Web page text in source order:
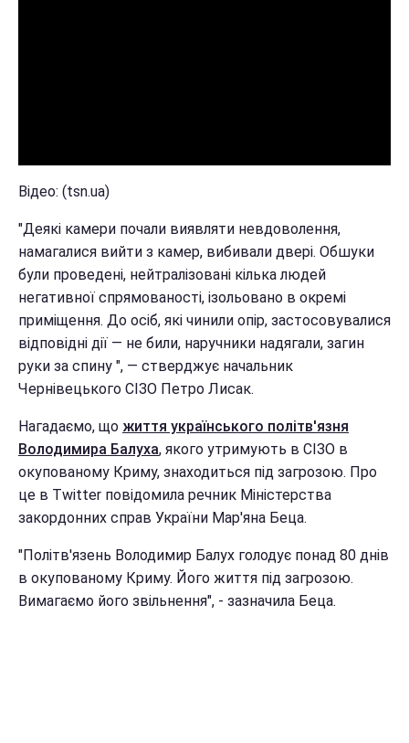
Відео: (tsn.ua)
"Деякі камери почали виявляти невдоволення,
намагалися вийти з камер, вибивали двері. Обшуки
були проведені, нейтралізовані кілька людей
негативної спрямованості, ізольовано в окремі
приміщення. До осіб, які чинили опір, застосовувалися
відповідні дії — не били, наручники надягали, загин
руки за спину ", — стверджує начальник
Чернівецького СІЗО Петро Лисак.
Нагадаємо, що життя українського політв'язня
Володимира Балуха, якого утримують в СІЗО в
окупованому Криму, знаходиться під загрозою. Про
це в Twitter повідомила речник Міністерства
закордонних справ України Мар'яна Беца.
"Політв'язень Володимир Балух голодує понад 80 днів
в окупованому Криму. Його життя під загрозою.
Вимагаємо його звільнення", - зазначила Беца.